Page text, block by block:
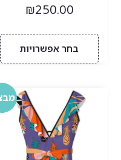
₪250.00
בחר אפשרויות